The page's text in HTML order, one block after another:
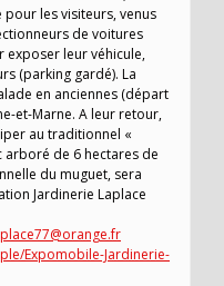
les visiteurs, venus
de voitures
exposer leur véhicule,
(parking gardé). La
en anciennes (départ
et-Marne. A leur retour,
au traditionnel «
arboré de 6 hectares de
du muguet, sera
Jardinerie Laplace
Expomobile-Jardinerie-